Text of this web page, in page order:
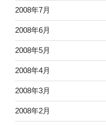
2008年7月
2008年6月
2008年5月
2008年4月
2008年3月
2008年2月